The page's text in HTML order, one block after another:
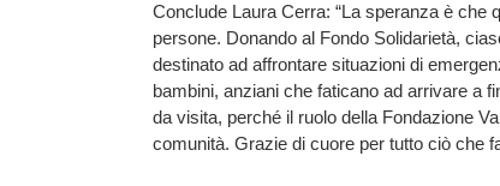
Conclude Laura Cerra: “La speranza è che
persone. Donando al Fondo Solidarietà,
destinato ad affrontare situazioni di
bambini, anziani che faticano ad arrivare a
da visita, perché il ruolo della Fondazione
comunità. Grazie di cuore per tutto ciò che